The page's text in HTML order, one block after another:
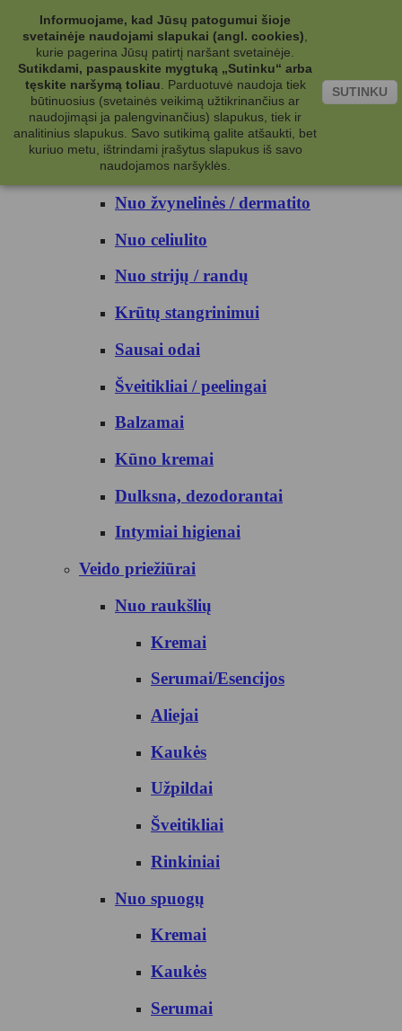
Kategorijos
Kosmetika
Kūno priežiūrai
Nuo prakaito
Kūno prausikliai
Nuo žvynelinės / dermatito
Nuo celiulito
Nuo strijų / randų
Krūtų stangrinimui
Sausai odai
Šveitikliai / peelingai
Balzamai
Kūno kremai
Dulksna, dezodorantai
Intymiai higienai
Veido priežiūrai
Nuo raukšlių
Kremai
Serumai/Esencijos
Aliejai
Kaukės
Užpildai
Šveitikliai
Rinkiniai
Nuo spuogų
Kremai
Kaukės
Serumai
Informuojame, kad Jūsų patogumui šioje
svetainėje naudojami slapukai (angl. cookies)
kurie pagerina Jūsų patirtį naršant svetainėje.
Sutikdami, paspauskite mygtuką „Sutinku“ arba
tęskite naršymą toliau
Parduotuvė naudoja tiek
būtinuosius (svetainės veikimą užtikrinančius ar
naudojimąsi ja palengvinančius) slapukus, tiek ir
analitinius slapukus. Savo sutikimą galite atšaukti, bet
kuriuo metu, ištrindami įrašytus slapukus iš savo
naudojamos naršyklės.
SUTINKU